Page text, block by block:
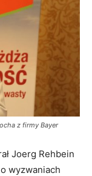
z firmy Bayer
Joerg Rehbein
wyzwaniach